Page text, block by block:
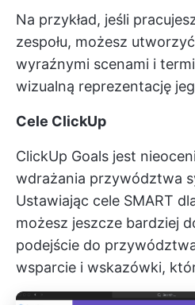
Na przykład, jeśli
zespołu, możesz
wyraźnymi scenami i
wizualną reprezentację
Cele ClickUp
ClickUp Goals jest
wdrażania przywództwa
Ustawiając cele SMART
możesz jeszcze bardziej
podejście do
wsparcie i wskazówki,